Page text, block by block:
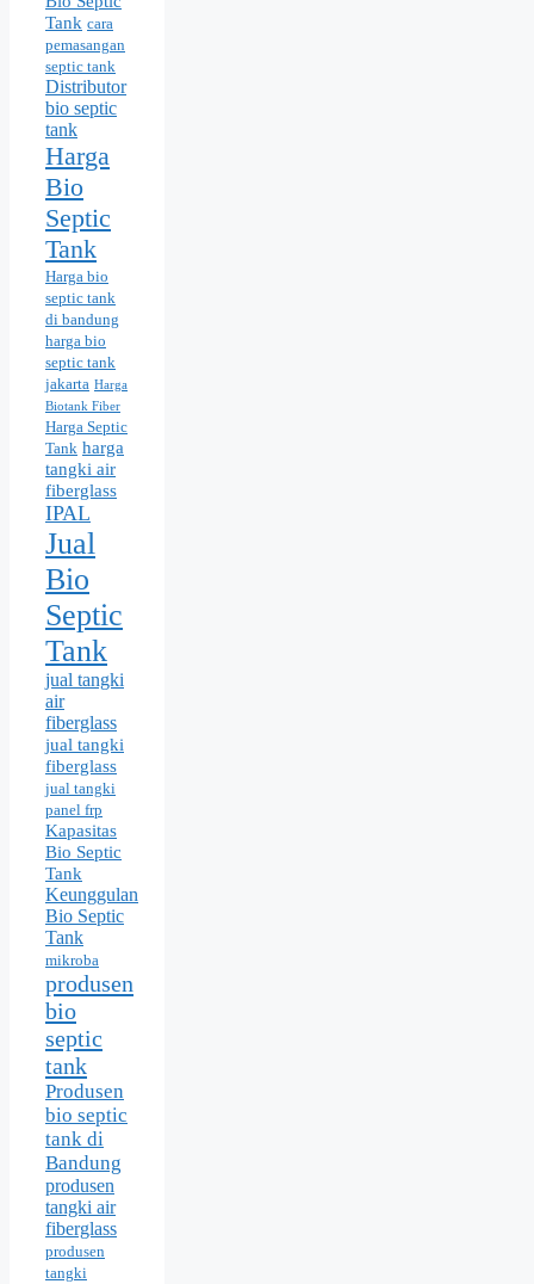
Tank cara
pemasangan
septic tank
Distributor
bio septic
tank
Harga
Bio
Septic
Tank
Harga bio
septic tank
di bandung
harga bio
septic tank
jakarta Harga
Biotank Fiber
Harga Septic
Tank harga
tangki air
fiberglass
IPAL
Jual
Bio
Septic
Tank
jual tangki
air
fiberglass
jual tangki
fiberglass
jual tangki
panel frp
Kapasitas
Bio Septic
Tank
Keunggulan
Bio Septic
Tank
mikroba
produsen
bio
septic
tank
Produsen
bio septic
tank di
Bandung
produsen
tangki air
fiberglass
produsen
tangki